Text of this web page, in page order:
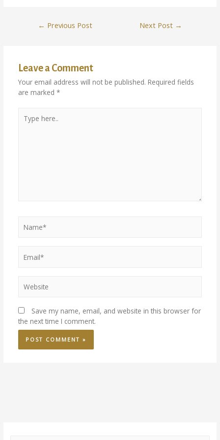
← Previous Post Next Post →
Leave a Comment
Your email address will not be published. Required fields
are marked *
Save my name, email, and website in this browser for
the next time I comment.